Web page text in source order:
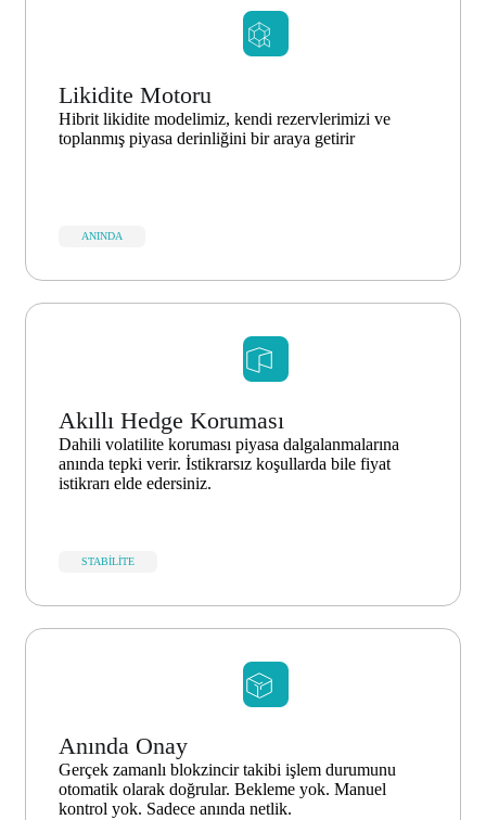
Likidite Motoru
Hibrit likidite modelimiz, kendi rezervlerimizi ve
toplanmış piyasa derinliğini bir araya getirir
ANINDA
Akıllı Hedge Koruması
Dahili volatilite koruması piyasa dalgalanmalarına
anında tepki verir. İstikrarsız koşullarda bile fiyat
istikrarı elde edersiniz.
STABILITE
Anında Onay
Gerçek zamanlı blokzincir takibi işlem durumunu
otomatik olarak doğrular. Bekleme yok. Manuel
kontrol yok. Sadece anında netlik.